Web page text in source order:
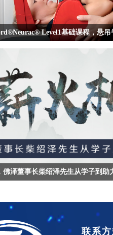
佛泽董事长柴绍泽先生从学子到助
联系方